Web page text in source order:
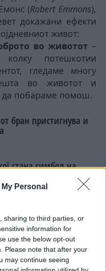
Personal
sharing to third parties, or
information for
use the below opt-out
Please note that after your
may continue seeing
(Robert Emmons),
докажани ефекти
живот:
во животот –
потешкотии
гледаме многу
во животот и
да побараме помош.
бран пристигнува и
стана симбол на
И НАДЕЖТА
„TUTTO PASSA“
добро другите луѓе
значат.
– на мозокот му е
и тој многу брзо се